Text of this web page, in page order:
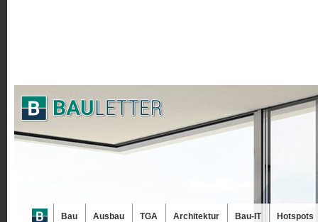
Bau Ausbau TGA Architektur Bau-IT Hotspots